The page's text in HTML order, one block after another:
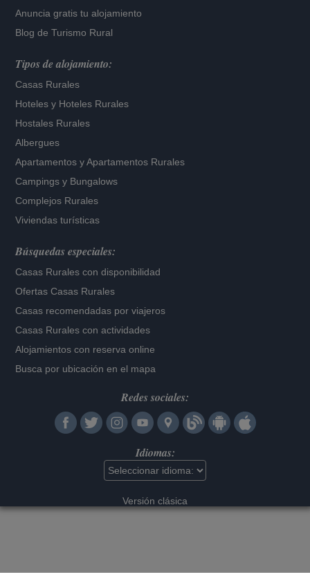
Anuncia gratis tu alojamiento
Blog de Turismo Rural
Tipos de alojamiento:
Casas Rurales
Hoteles y Hoteles Rurales
Hostales Rurales
Albergues
Apartamentos yApartamentos Rurales
Campings y Bungalows
Complejos Rurales
Viviendas turísticas
Búsquedas especiales:
Casas Rurales con disponibilidad
Ofertas Casas Rurales
Casas recomendadas por viajeros
Casas Rurales con actividades
Alojamientos con reserva online
Busca por ubicación en el mapa
Redes sociales:
Idiomas:
Versión clásica